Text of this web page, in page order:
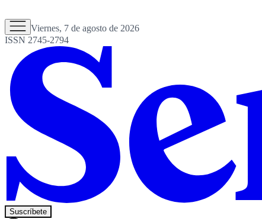
Viernes, 7 de agosto de 2026
ISSN 2745-2794
Suscríbete